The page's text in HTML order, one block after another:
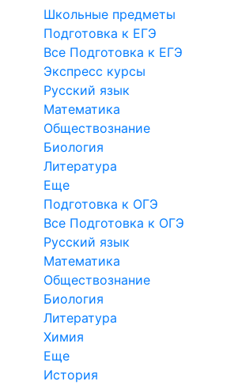
Школьные предметы
Подготовка к ЕГЭ
Все Подготовка к ЕГЭ
Экспресс курсы
Русский язык
Математика
Обществознание
Биология
Литература
Еще
Подготовка к ОГЭ
Все Подготовка к ОГЭ
Русский язык
Математика
Обществознание
Биология
Литература
Химия
Еще
История